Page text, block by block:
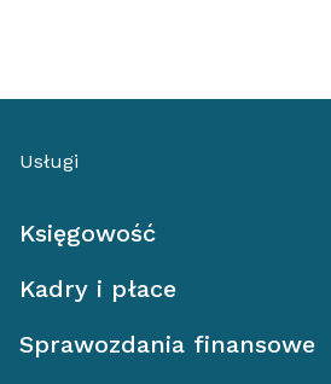
Usługi
Księgowość
Kadry i płace
Sprawozdania finansowe